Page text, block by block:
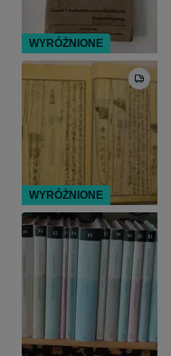
WYRÓŻNIONE
WYRÓŻNIONE